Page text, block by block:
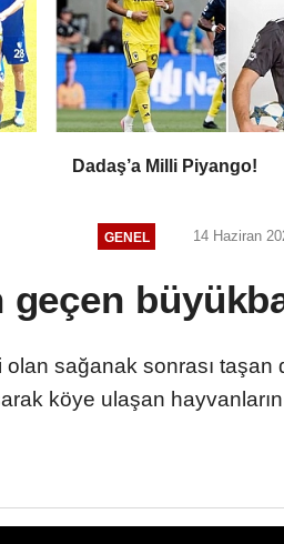
Dadaş’a Milli Piyango!
GENEL 14 Haziran
geçen
olan sağanak sonrası
köye ulaşan